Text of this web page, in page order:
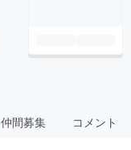
仲間募集 コメント